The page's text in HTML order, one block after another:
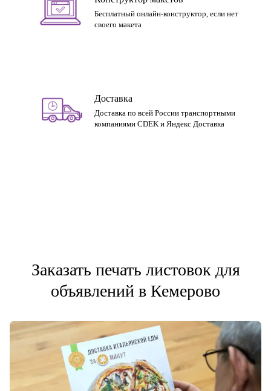
Бесплатный онлайн-конструктор, если нет
своего макета
Доставка
Доставка по всей России транспортными
компаниями CDEK и Яндекс Доставка
Заказать печать листовок для
объявлений в Кемерово